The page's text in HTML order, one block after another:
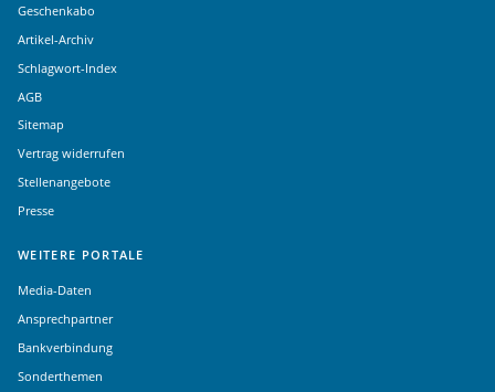
Geschenkabo
Artikel-Archiv
Schlagwort-Index
AGB
Sitemap
Vertrag widerrufen
Stellenangebote
Presse
WEITERE PORTALE
Media-Daten
Ansprechpartner
Bankverbindung
Sonderthemen